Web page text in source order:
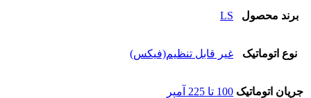
برند محصول LS
نوع اتوماتیک غیر قابل تنظیم(فیکس)
جریان اتوماتیک 100 تا 225 آمپر